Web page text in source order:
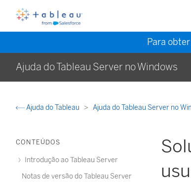
Para
Ajuda do Tableau Server no Windows
Ajuda do Tableau Ajuda do Tableau Server no
CONTEÚDOS
Introdução ao Tableau Server
Notas de versão do Tableau Server